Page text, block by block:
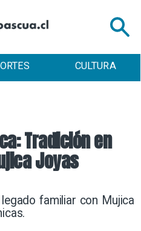
TURISMO
Tradición en
Joyas
familiar con Mujica